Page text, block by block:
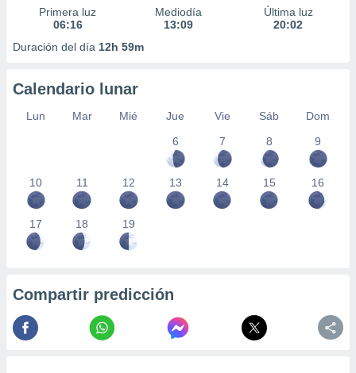
Primera luz
06:16
Mediodía
13:09
Última luz
20:02
Duración del día 12h 59m
Calendario lunar
Lun Mar Mié Jue Vie Sáb
Dom
6
7 8 9
10 11 12 13 14 15 16
17 18 19
Compartir predicción